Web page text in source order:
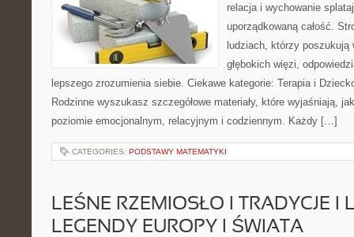
relacja i wychowanie
uporządkowaną całość.
ludziach, którzy poszukują
głębokich więzi,
lepszego zrozumienia siebie. Ciekawe kategorie: Terapia i
Rodzinne wyszukasz szczegółowe materiały, które wyjaśniają,
poziomie emocjonalnym, relacyjnym i codziennym. Każdy […]
CATEGORIES: PODSTAWY MATEMATYKI
LEŚNE RZEMIOSŁO I TRADYCJE I
LEGENDY EUROPY I ŚWIATA